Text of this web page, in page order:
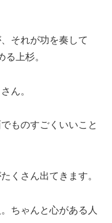
それが功を奏して
る上杉。
ん。
ものすごくいいこと
くさん出てきます。
ちゃんと心がある人